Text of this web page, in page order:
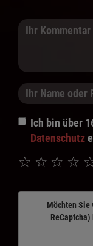
Ich bin über
Datenschutz
☆
☆
☆
☆
Möchten Sie
ReCaptcha)